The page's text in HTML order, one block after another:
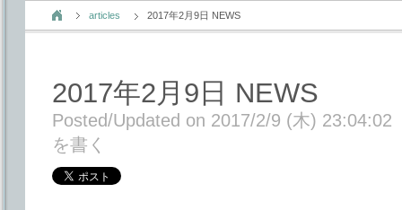
articles 2017年2月9日 NEWS
2017年2月9日 NEWS
Posted/Updated on 2017/2/9 (木) 23:04:02
を書く